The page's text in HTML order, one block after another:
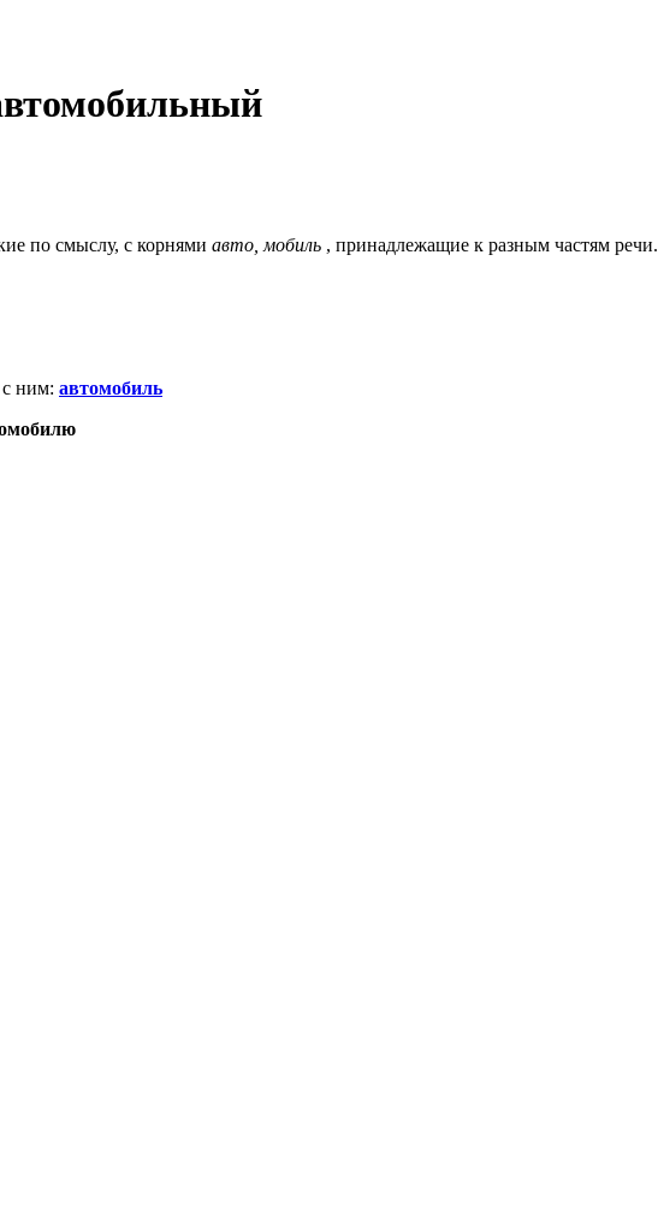
по смыслу, c корнями авто, мобиль , принадлежащие к разным частям речи.
с ним: автомобиль